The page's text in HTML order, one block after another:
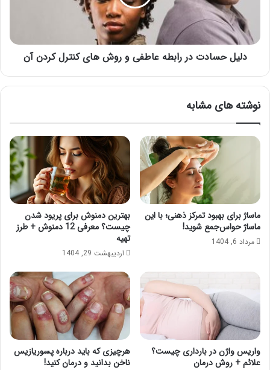
روش
های
کنترل
کردندلیل حسادت در رابطه عاطفی و روش های کنترل کردن آن
نوشته های مشابه
ماساژ برای بهبود تمرکز ذهنی؛ با این
ماساژ حواس‌جمع شوید!
مرداد 6, 1404
بهترین دمنوش برای پریود شدن
چیست؟ معرفی 12 دمنوش + طرز
تهیه
اردیبهشت 29, 1404
واریس واژن در بارداری چیست؟
علائم + روش درمان
هرچیزی که باید درباره پسوریازیس
ناخن بدانید و درمان کنید!